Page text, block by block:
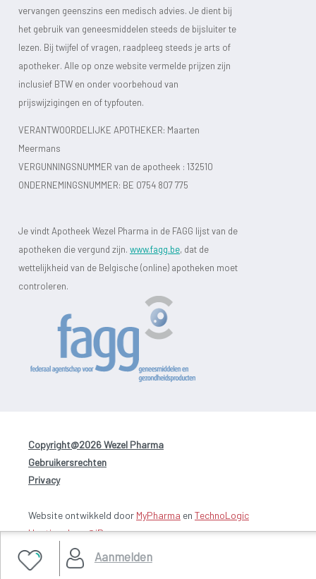
Aanmelden
vervangen geenszins een medisch advies. Je dient bij
het gebruik van geneesmiddelen steeds de bijsluiter te
lezen. Bij twijfel of vragen, raadpleeg steeds je arts of
apotheker. Alle op onze website vermelde prijzen zijn
inclusief BTW en onder voorbehoud van
prijswijzigingen en of typfouten.
VERANTWOORDELIJKE APOTHEKER: Maarten
Meermans
VERGUNNINGSNUMMER van de apotheek : 132510
ONDERNEMINGSNUMMER: BE 0754 807 775
Je vindt Apotheek Wezel Pharma in de FAGG lijst van de
apotheken die vergund zijn. www.fagg.be, dat de
wettelijkheid van de Belgische (online) apotheken moet
controleren.
Copyright@2026 Wezel Pharma
Gebruikersrechten
Privacy
Website ontwikkeld door MyPharma en TechnoLogic
Hosting door @iPower